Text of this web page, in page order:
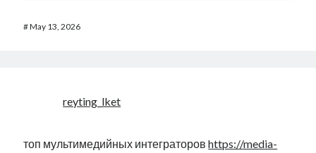
#May 13, 2026
reyting_lket
топ мультимедийных интеграторовhttps://media-